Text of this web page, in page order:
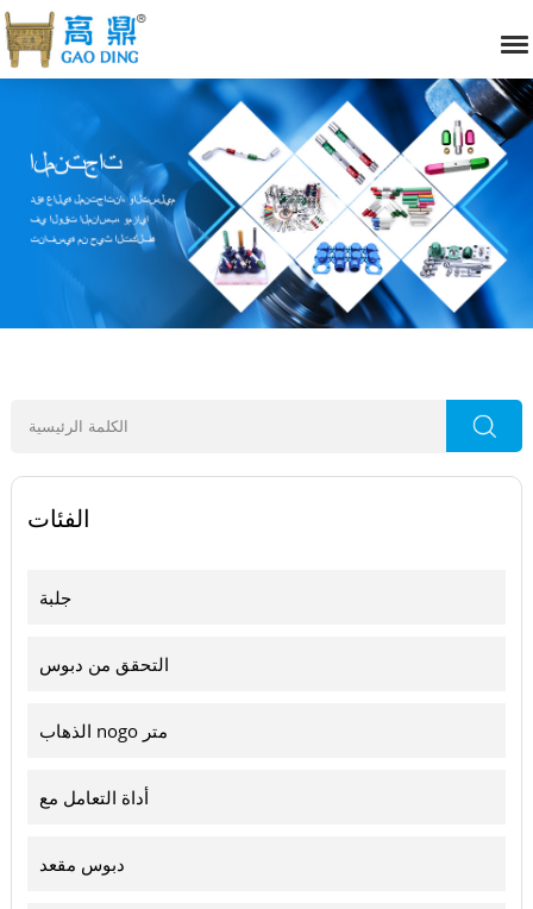
الفئات
جلبة
التحقق من دبوس
الذهاب nogo متر
أداة التعامل مع
دبوس مقعد